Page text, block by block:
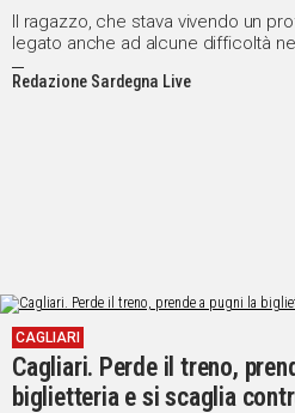
Il ragazzo, che stava vivendo un
legato anche ad alcune difficoltà
scolastico, è stato salvato dagli
Redazione Sardegna Live
CAGLIARI
Cagliari. Perde il treno,
biglietteria e si scaglia